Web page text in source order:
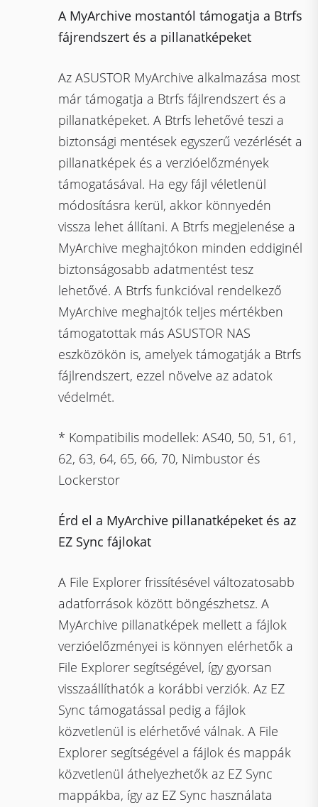
A MyArchive mostantól támogatja a Btrfs
fájrendszert és a pillanatképeket
Az ASUSTOR MyArchive alkalmazása most
már támogatja a Btrfs fájlrendszert és a
pillanatképeket. A Btrfs lehetővé teszi a
biztonsági mentések egyszerű vezérlését a
pillanatképek és a verzióelőzmények
támogatásával. Ha egy fájl véletlenül
módosításra kerül, akkor könnyedén
vissza lehet állítani. A Btrfs megjelenése a
MyArchive meghajtókon minden eddiginél
biztonságosabb adatmentést tesz
lehetővé. A Btrfs funkcióval rendelkező
MyArchive meghajtók teljes mértékben
támogatottak más ASUSTOR NAS
eszközökön is, amelyek támogatják a Btrfs
fájlrendszert, ezzel növelve az adatok
védelmét.
* Kompatibilis modellek: AS40, 50, 51, 61,
62, 63, 64, 65, 66, 70, Nimbustor és
Lockerstor
Érd el a MyArchive pillanatképeket és az
EZ Sync fájlokat
A File Explorer frissítésével változatosabb
adatforrások között böngészhetsz. A
MyArchive pillanatképek mellett a fájlok
verzióelőzményei is könnyen elérhetők a
File Explorer segítségével, így gyorsan
visszaállíthatók a korábbi verziók. Az EZ
Sync támogatással pedig a fájlok
közvetlenül is elérhetővé válnak. A File
Explorer segítségével a fájlok és mappák
közvetlenül áthelyezhetők az EZ Sync
mappákba, így az EZ Sync használata